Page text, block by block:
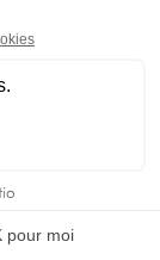
de l'été